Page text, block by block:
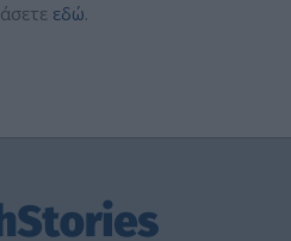
εδώ.